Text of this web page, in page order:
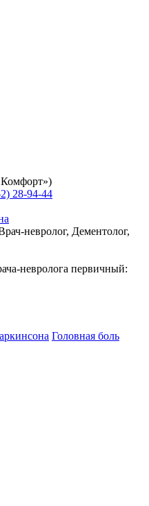
28-94-44
невролог, Дементолог,
невролога первичный:
Головная боль